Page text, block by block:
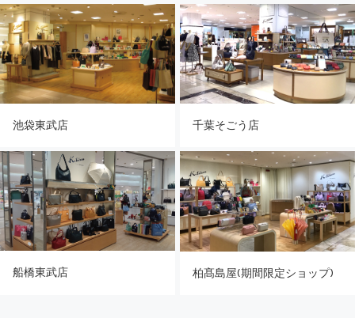
池袋東武店 千葉そごう店
船橋東武店 柏髙島屋(期間限定ショップ)